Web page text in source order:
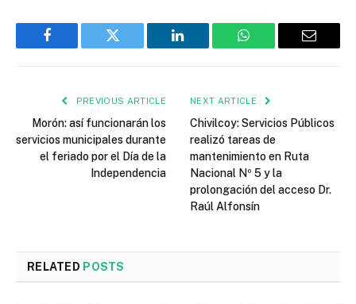
Facebook Twitter LinkedIn WhatsApp Email
PREVIOUS ARTICLE
Morón: así funcionarán los
servicios municipales durante
el feriado por el Día de la
Independencia
NEXT ARTICLE
Chivilcoy: Servicios Públicos
realizó tareas de
mantenimiento en Ruta
Nacional Nº 5 y la
prolongación del acceso Dr.
Raúl Alfonsín
RELATED POSTS